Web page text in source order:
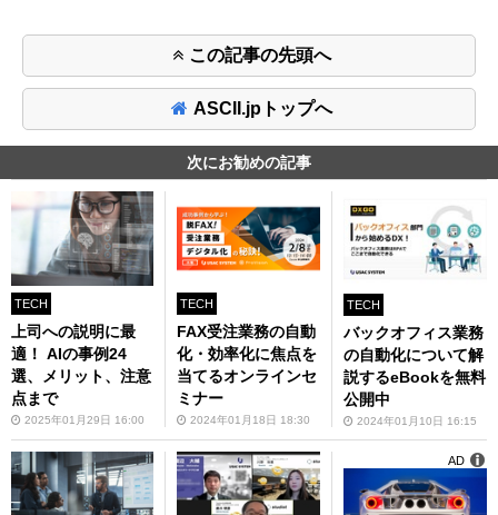
この記事の先頭へ
ASCII.jpトップへ
次にお勧めの記事
TECH
上司への説明に最
適！ AIの事例24
選、メリット、注意
点まで
2025年01月29日 16:00
TECH
FAX受注業務の自動
化・効率化に焦点を
当てるオンラインセ
ミナー
2024年01月18日 18:30
TECH
バックオフィス業務
の自動化について解
説するeBookを無料
公開中
2024年01月10日 16:15
AD